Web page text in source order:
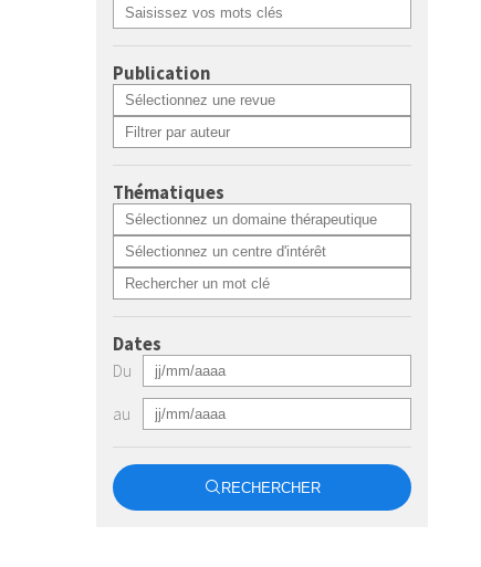
Publication
Thématiques
Dates
Du
au
RECHERCHER